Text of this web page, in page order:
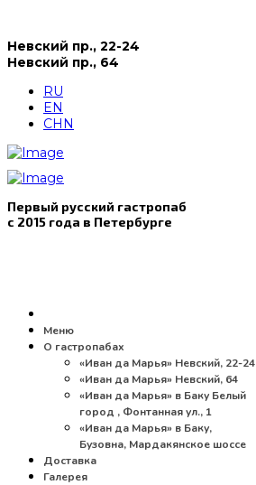
Невский пр., 22-24
Невский пр., 64
RU
EN
CHN
Первый русский гастропаб
с 2015 года в Петербурге
Меню
О гастропабах
«Иван да Марья» Невский, 22-24
«Иван да Марья» Невский, 64
«Иван да Марья» в Баку Белый
город , Фонтанная ул., 1
«Иван да Марья» в Баку,
Бузовна, Мардакянское шоссе
Доставка
Галерея